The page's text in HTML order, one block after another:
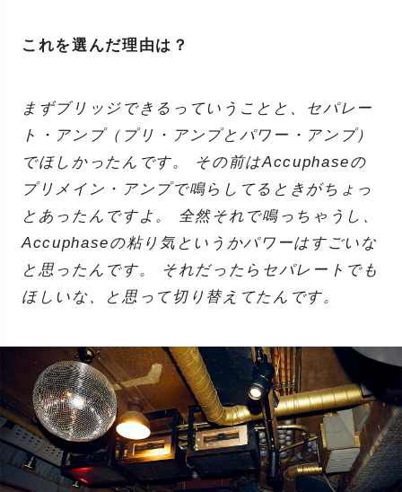
これを選んだ理由は？
まずブリッジできるっていうことと、セパレー
ト・アンプ（プリ・アンプとパワー・アンプ）
でほしかったんです。 その前はAccuphaseの
プリメイン・アンプで鳴らしてるときがちょっ
とあったんですよ。 全然それで鳴っちゃうし、
Accuphaseの粘り気というかパワーはすごいな
と思ったんです。 それだったらセパレートでも
ほしいな、と思って切り替えてたんです。